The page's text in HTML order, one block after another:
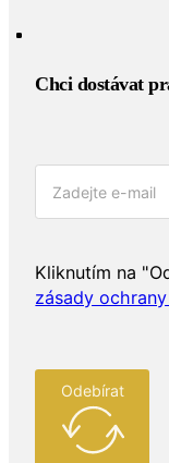
Chci dostávat
Kliknutím na
zásady
Odebírat